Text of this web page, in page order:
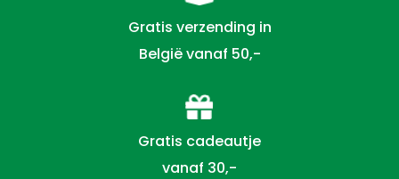
Gratis verzending in
België vanaf 50,-
Gratis cadeautje
vanaf 30,-